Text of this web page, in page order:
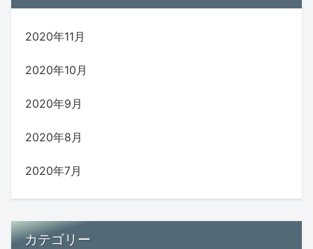
2020年11月
2020年10月
2020年9月
2020年8月
2020年7月
カテゴリー